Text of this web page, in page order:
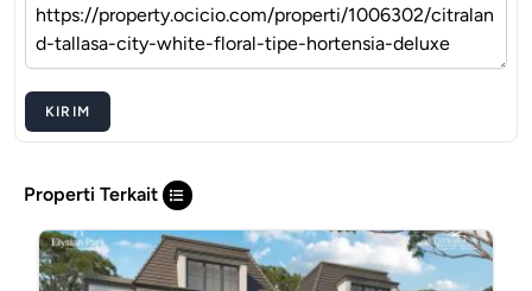
KIRIM
Properti Terkait